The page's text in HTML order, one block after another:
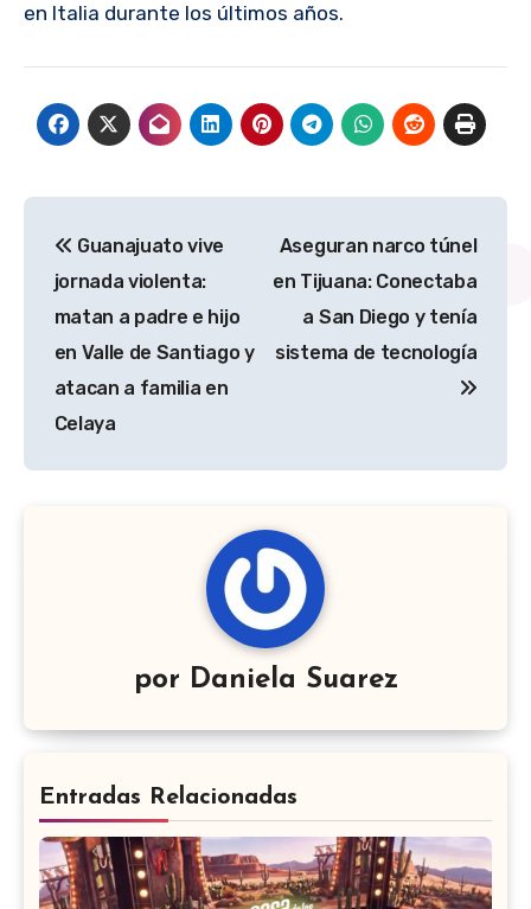
en Italia durante los últimos años.
de
entradas
Guanajuato vive
jornada violenta:
matan a padre e hijo
en Valle de Santiago y
atacan a familia en
Celaya
Aseguran narco túnel
en Tijuana: Conectaba
a San Diego y tenía
sistema de tecnología
por Daniela Suarez
Entradas Relacionadas